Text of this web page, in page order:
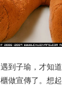
到子瑜，才知
做宣傳了。想